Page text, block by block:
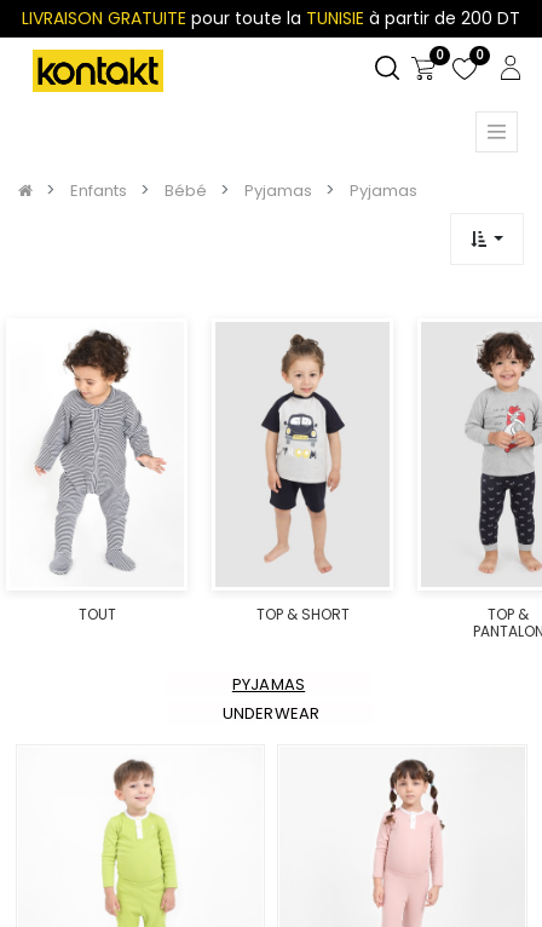
LIVRAISON GRATUITE pour toute la TUNISIE à partir de 200 DT
0 0
Enfants Bébé Pyjamas Pyjamas
TOUT TOP & SHORT
TOP &
PYJAMAS
UNDERWEAR